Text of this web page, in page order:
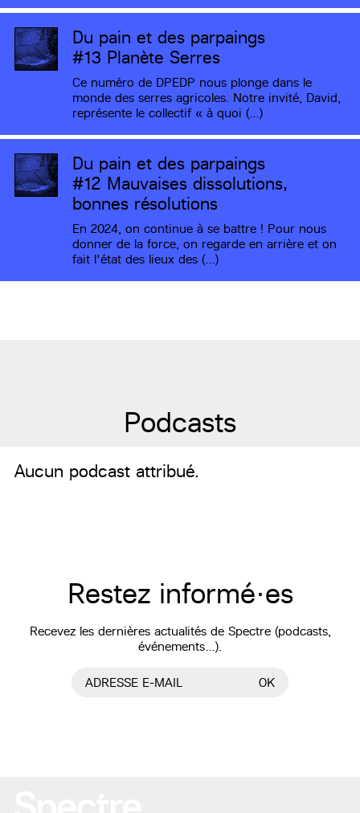
Du pain et des parpaings
#13 Planète Serres
Ce numéro de DPEDP nous plonge dans le
monde des serres agricoles. Notre invité, David,
représente le collectif « à quoi (…)
Du pain et des parpaings
#12 Mauvaises dissolutions,
bonnes résolutions
En 2024, on continue à se battre ! Pour nous
donner de la force, on regarde en arrière et on
fait l'état des lieux des (…)
Podcasts
Aucun podcast attribué.
Restez informé·es
Recevez les dernières actualités de Spectre (podcasts,
événements…).
ADRESSE E-MAIL OK